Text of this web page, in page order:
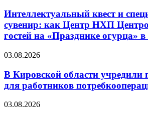
Интеллектуальный квест и
сувенир: как Центр НХП
гостей на «Празднике огурца»
03.08.2026
В Кировской области учредили
для работников
03.08.2026